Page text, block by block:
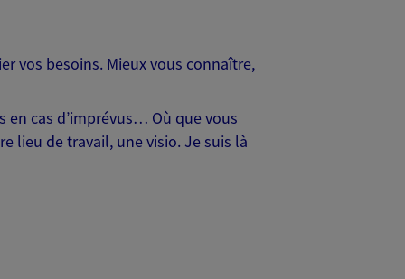
vos besoins. Mieux vous connaître,
en cas d’imprévus… Où que vous
lieu de travail, une visio. Je suis là